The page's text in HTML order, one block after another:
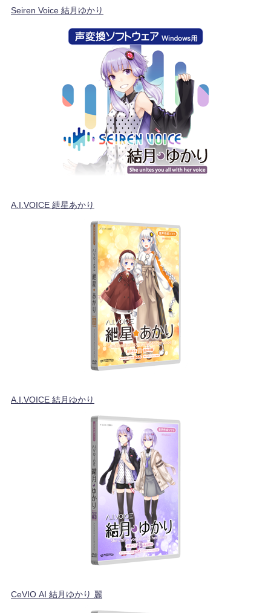
Seiren Voice 結月ゆかり
A.I.VOICE 紲星あかり
A.I.VOICE 結月ゆかり
CeVIO AI 結月ゆかり 麗